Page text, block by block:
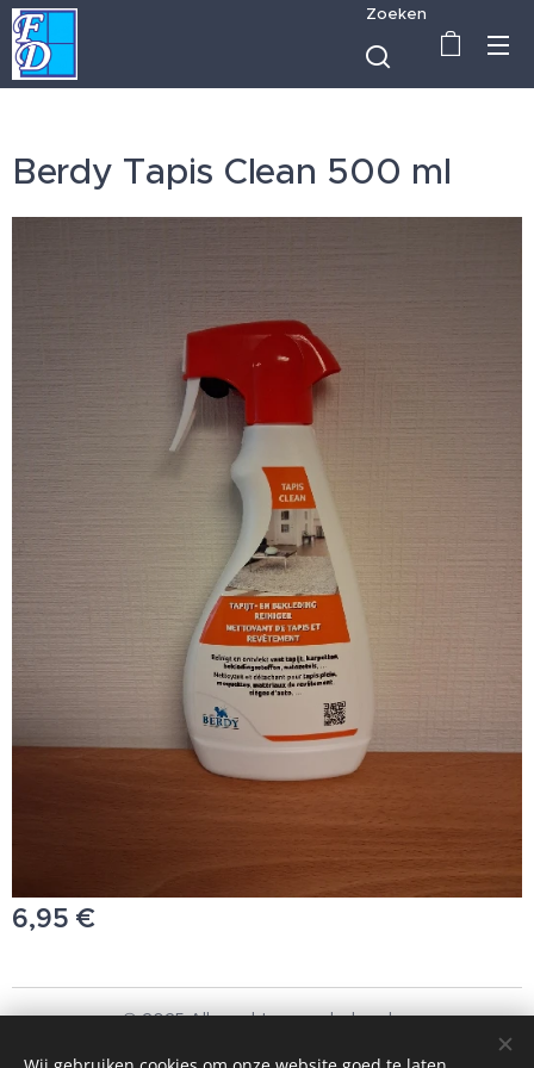
Zoeken
Berdy Tapis Clean 500 ml
6,95 €
© 2025 Alle rechten voorbehouden
Schoonmaakbedrijf Frando Bv